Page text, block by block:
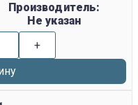
Производитель:
Не указан
+